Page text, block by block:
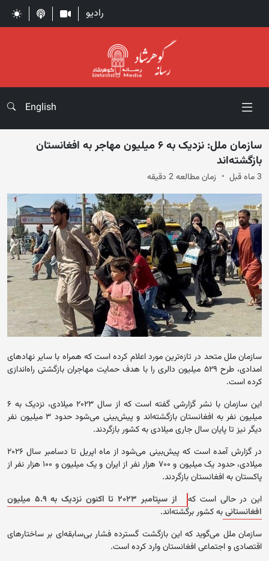
رادیو
English
سازمان ملل: نزدیک به ۶ میلیون مهاجر به افغانستان
بازگشته‌اند
3 ماه قبل زمان مطالعه 2 دقیقه
سازمان ملل متحد در تازه‌ترین مورد اعلام کرده است که همراه با سایر نهادهای
امدادی، طرح ۵۲۹ میلیون دالری را با هدف حمایت مهاجران بازگشتی راه‌اندازی
کرده است.
این سازمان با نشر گزارشی گفته است که از سال ۲۰۲۳ میلادی، نزدیک به ۶
میلیون نفر به افغانستان بازگشته‌اند و پیش‌بینی می‌شود حدود ۳ میلیون نفر
دیگر نیز تا پایان سال جاری میلادی به کشور بازگردند.
در گزارش آمده است که پیش‌بینی می‌شود از ماه اپریل تا دسامبر سال ۲۰۲۶
میلادی، حدود یک میلیون و ۷۰۰ هزار نفر از ایران و یک میلیون و ۱۰۰ هزار نفر از
پاکستان به افغانستان بازگردند.
این در حالی است که
از سپتامبر ۲۰۲۳ تا اکنون نزدیک به ۵.۹ میلیون
افغانستانیبه کشور برگشته‌اند.
سازمان ملل می‌گوید که این بازگشت گسترده فشار بی‌سابقه‌ای بر ساختارهای
اقتصادی و اجتماعی افغانستان وارد کرده است.